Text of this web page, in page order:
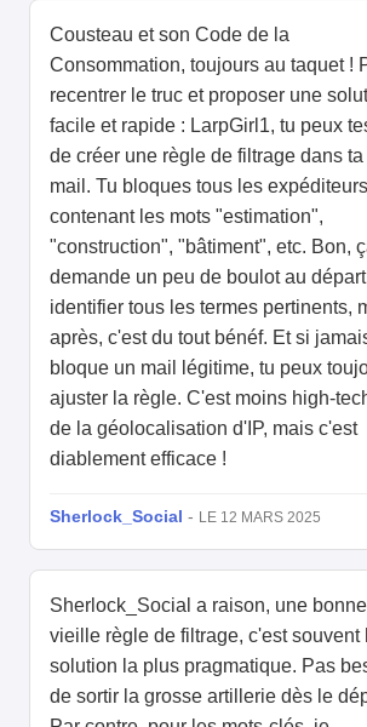
Cousteau et son Code de la
Consommation, toujours au taquet !
recentrer le truc et proposer une
facile et rapide : LarpGirl1, tu peux
de créer une règle de filtrage dans
mail. Tu bloques tous les expéditeurs
contenant les mots "estimation",
"construction", "bâtiment", etc. Bon,
demande un peu de boulot au
identifier tous les termes pertinents,
après, c'est du tout bénéf. Et si
bloque un mail légitime, tu peux
ajuster la règle. C'est moins high-
de la géolocalisation d'IP, mais c'est
diablement efficace !
Sherlock_Social - LE 12 MARS 2025
Sherlock_Social a raison, une bonne
vieille règle de filtrage, c'est souvent
solution la plus pragmatique. Pas
de sortir la grosse artillerie dès le